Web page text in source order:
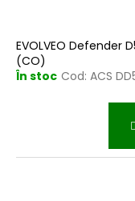
EVOLVEO Defender
(CO)
În stoc Cod: ACS